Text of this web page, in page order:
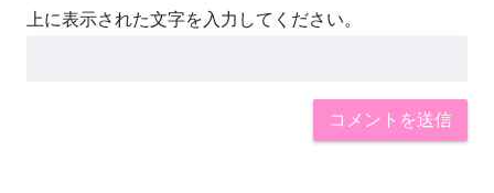
上に表示された文字を入力してください。